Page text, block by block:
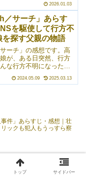
会場を訪れたクーパー・
がせる連続殺人犯「ブ
るかもしれないという
察による警戒態勢が敷
て、その連続殺人犯は
――というお話。シャマ
がメインキャラばりに
2026.01.03
／サーチ」あらす
を駆使して行方不
を探す父親の物語
ーチ」の感想です。高
が、ある日突然、行方
な行方不明になった娘
駆使して手掛かりを見
です。SNSが盛んになっ
いなくなった娘を捜
のテーマもあり、とて
した。
2024.05.09 2025.03.13
件」あらすじ・感想｜壮
ックも犯人もうっすら察
トップ サイドバー